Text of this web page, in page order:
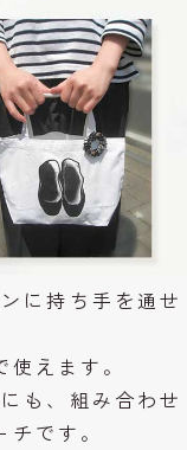
に持ち手を通せ
えます。
も、組み合わせ
です。